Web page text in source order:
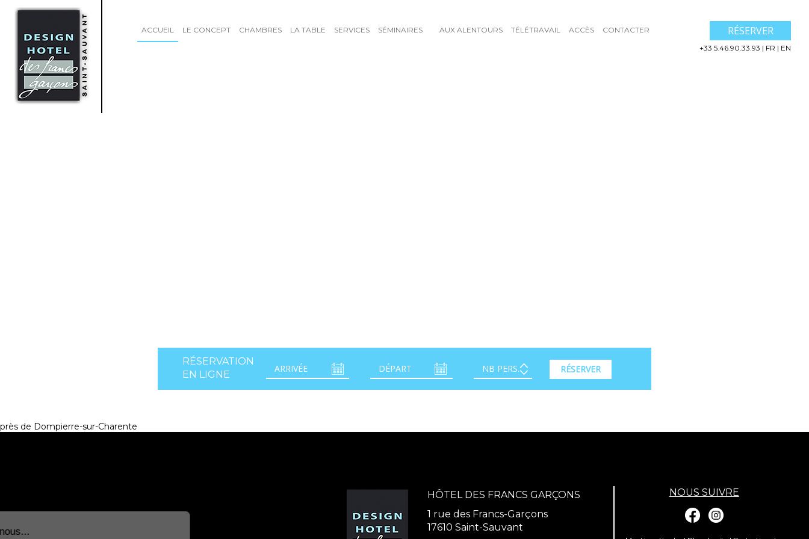
ACCUEIL LE CONCEPT CHAMBRES LA TABLE SERVICES SÉMINAIRES AUX ALENTOURS TÉLÉTRAVAIL ACCÈS CONTACTER RÉSERVER
+33 5.46.90.33.93 | FR | EN
RÉSERVATION
EN LIGNE
RÉSERVER
près de Dompierre-sur-Charente
HÔTEL DES FRANCS GARÇONS
1 rue des Francs-Garçons
17610 Saint-Sauvant
NOUS SUIVRE
Salut c'est nous...